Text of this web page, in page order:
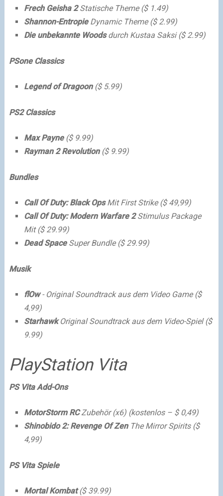
Frech Geisha 2Statische Theme ($ 1.49)
Shannon-EntropieDynamic Theme ($ 2.99)
Die unbekannte Woodsdurch Kustaa Saksi ($ 2.99)
PSone Classics
Legend of Dragoon($ 5.99)
PS2 Classics
Max Payne($ 9.99)
Rayman 2 Revolution($ 9.99)
Bundles
Call Of Duty: Black OpsMit First Strike ($ 49,99)
Call Of Duty: Modern Warfare 2Stimulus Package
Mit ($ 29.99)
Dead SpaceSuper Bundle ($ 29.99)
Musik
flOw- Original Soundtrack aus dem Video Game ($
4,99)
StarhawkOriginal Soundtrack aus dem Video-Spiel ($
9.99)
PlayStation Vita
PS Vita Add-Ons
MotorStorm RCZubehör (x6) (kostenlos – $ 0,49)
Shinobido 2: Revenge Of ZenThe Mirror Spirits ($
4,99)
PS Vita Spiele
Mortal Kombat($ 39.99)